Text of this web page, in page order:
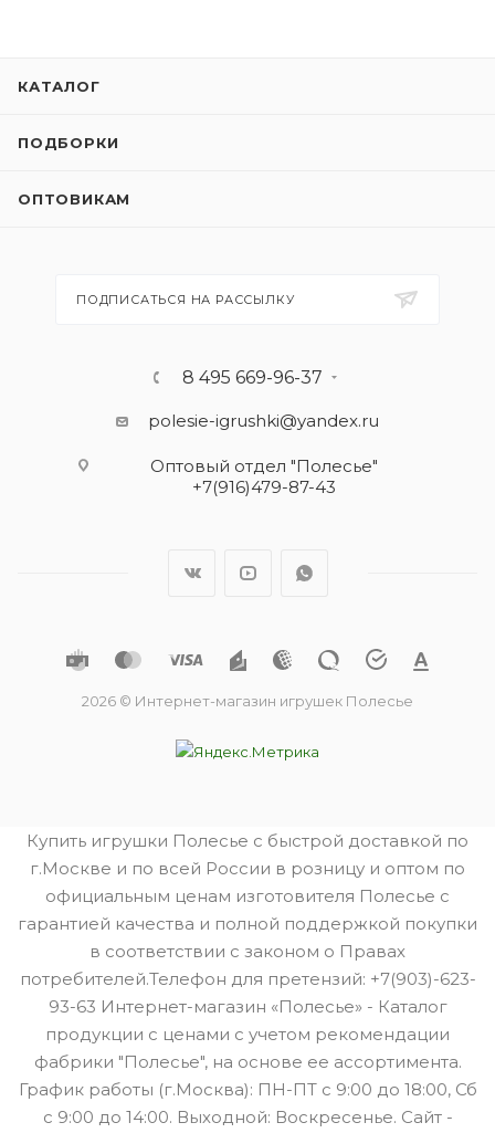
КАТАЛОГ
ПОДБОРКИ
ОПТОВИКАМ
ПОДПИСАТЬСЯ НА РАССЫЛКУ
8 495 669-96-37
polesie-igrushki@yandex.ru
Оптовый отдел "Полесье"
+7(916)479-87-43
2026 © Интернет-магазин игрушек Полесье
Купить игрушки Полесье с быстрой доставкой по
г.Москве и по всей России в розницу и оптом по
официальным ценам изготовителя Полесье с
гарантией качества и полной поддержкой покупки
в соответствии с законом о Правах
потребителей.Телефон для претензий: +7(903)-623-
93-63 Интернет-магазин «Полесье» - Каталог
продукции с ценами с учетом рекомендации
фабрики "Полесье", на основе ее ассортимента.
График работы (г.Москва): ПН-ПТ с 9:00 до 18:00, Сб
с 9:00 до 14:00. Выходной: Воскресенье. Сайт -